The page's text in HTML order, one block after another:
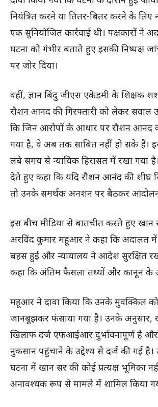
नियंत्रित करने या तितर-बितर करने के लिए
एक सुनियोजित कार्रवाई थी। पक्षकारों ने
घटना को गंभीर बताते हुए इसकी निष्पक्ष
पर जोर दिया।
वहीं, ज्ञान बिंदु जीएस एकेडमी के शिक्षक
रौशन आनंद की गिरफ्तारी को लेकर सवाल
कि जिन आरोपों के आधार पर रौशन आनंद
गया है, वे अब तक साबित नहीं हो सके हैं।
लंबे समय से न्यायिक हिरासत में रखा गया
देते हुए कहा कि यदि रौशन आनंद की शीघ्र
तो उनके समर्थक अनशन पर बैठकर
इस बीच मीडिया से बातचीत करते हुए
अरविंद कुमार महूआर ने कहा कि अदालत में
बहस हुई और न्यायालय ने आदेश सुरक्षित रख
कहा कि अंतिम फैसला तथ्यों और कानून के
महूआर ने दावा किया कि उनके मुवक्किल
जानबूझकर फंसाया गया है। उनके अनुसार,
खिलाफ दर्ज एफआईआर दुर्भावनापूर्ण है और
नुकसान पहुंचाने के उद्देश्य से दर्ज की गई है।
घटना में खान सर की कोई प्रत्यक्ष भूमिका
अनावश्यक रूप से मामले में शामिल किया